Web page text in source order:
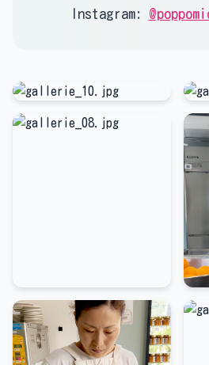
Instagram: